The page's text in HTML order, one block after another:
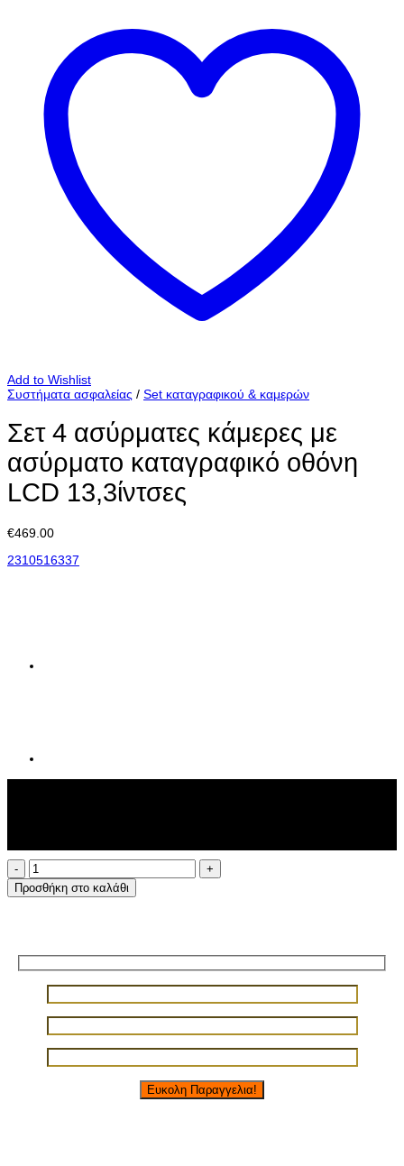
Add to Wishlist
Συστήματα ασφαλείας / Set καταγραφικού & καμερών
Σετ 4 ασύρματες κάμερες με
ασύρματο καταγραφικό οθόνη
LCD 13,3ίντσες
€469.00
2310516337
Σετ
4
ασύρματες
καταγραφικό
οθόνη
LCD
Προσθήκη στο καλάθι